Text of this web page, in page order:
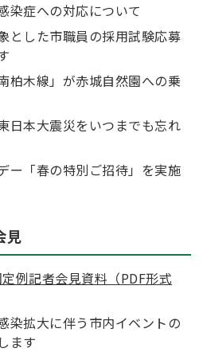
染症への対応について
とした市職員の採用試験応募
柏木線」が赤城自然園への乗
日本大震災をいつまでも忘れ
ー「春の特別ご招待」を実施
見
例記者会見資料（PDF形式
染拡大に伴う市内イベントの
ます